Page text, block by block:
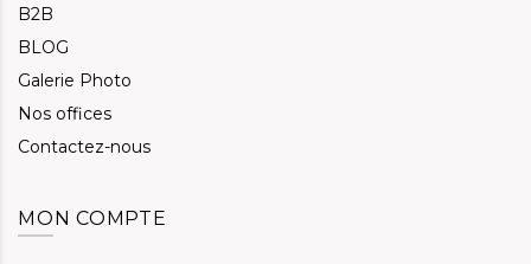
B2B
BLOG
Galerie Photo
Nos offices
Contactez-nous
MON COMPTE